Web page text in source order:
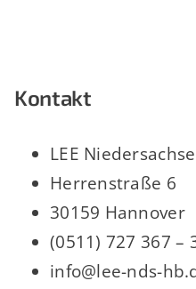
Kontakt
LEE
Herrenstraße 6
30159 Hannover
(0511) 727 367 –
info@lee-nds-